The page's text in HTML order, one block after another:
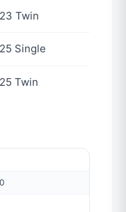
Twin
Single
Twin